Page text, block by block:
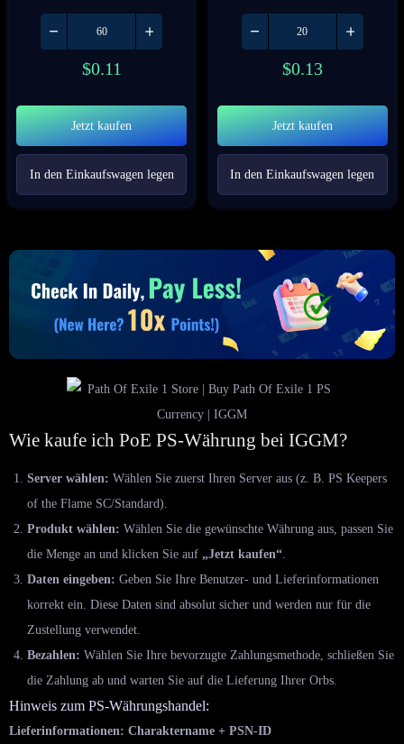
$0.11
Jetzt kaufen
In den Einkaufswagen legen
$0.13
Jetzt kaufen
In den Einkaufswagen legen
Wie kaufe ich PoE PS-Währung bei IGGM?
Server wählen: Wählen Sie zuerst Ihren Server aus (z. B. PS Keepers
of the Flame SC/Standard).
Produkt wählen: Wählen Sie die gewünschte Währung aus, passen Sie
die Menge an und klicken Sie auf „Jetzt kaufen“
Daten eingeben: Geben Sie Ihre Benutzer- und Lieferinformationen
korrekt ein. Diese Daten sind absolut sicher und werden nur für die
Zustellung verwendet.
Bezahlen: Wählen Sie Ihre bevorzugte Zahlungsmethode, schließen Sie
die Zahlung ab und warten Sie auf die Lieferung Ihrer Orbs.
Hinweis zum PS-Währungshandel:
Lieferinformationen: Charaktername + PSN-ID